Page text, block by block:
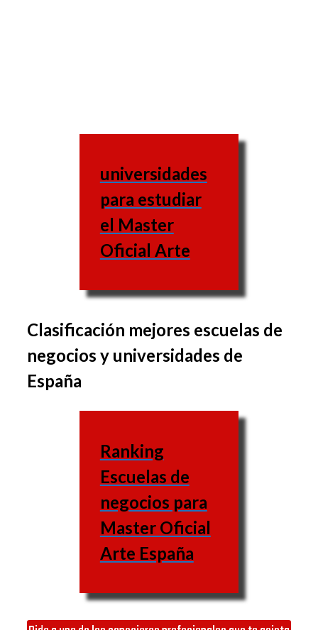
universidades
para estudiar
el Master
Oficial Arte
El conjunto de materias
puede variar de una
las asignaturas varían
Escuela
de
negocios
UNED
(Universidad
Nacional de
Educación a
https://www.uned.es/
Clasificación mejores escuelas de
negocios y universidades de
España
Ranking
Escuelas de
negocios para
Master Oficial
Arte España